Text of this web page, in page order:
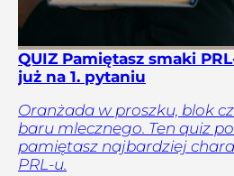
QUIZ Pamiętasz smaki
już na 1. pytaniu
Oranżada w proszku, blok
baru mlecznego. Ten quiz
pamiętasz najbardziej
PRL-u.